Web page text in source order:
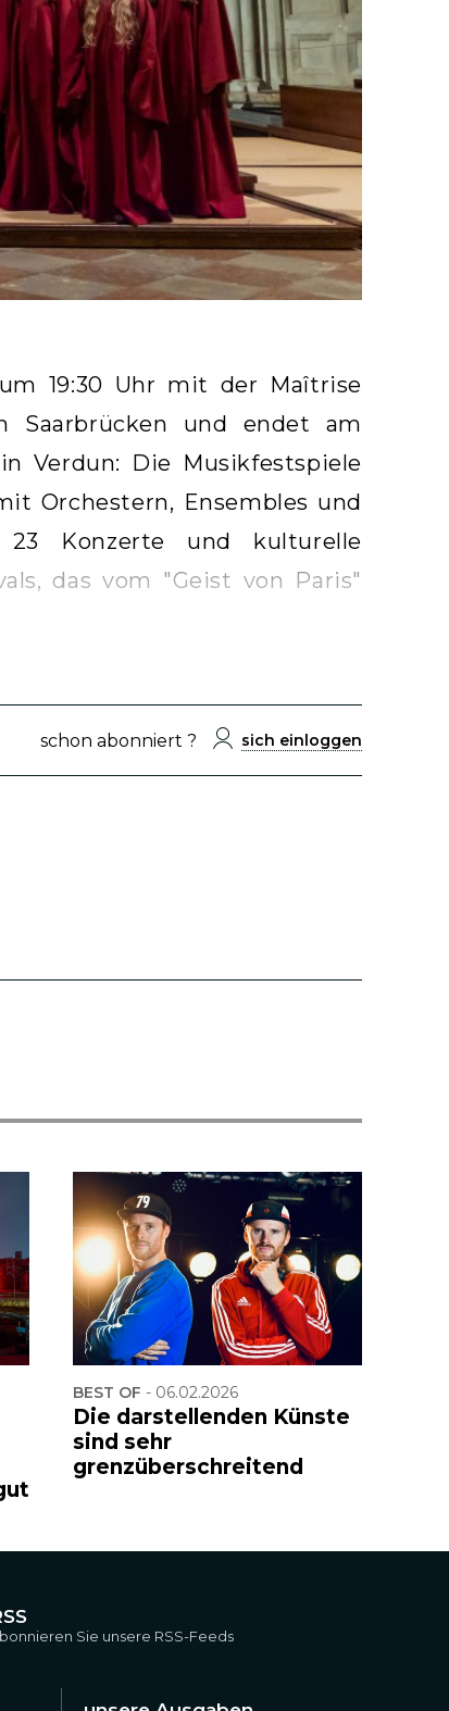
19:30 Uhr mit der Maîtrise
Saarbrücken und endet am
Verdun: Die Musikfestspiele
Orchestern, Ensembles und
Konzerte und kulturelle
das vom "Geist von Paris"
schon abonniert ? sich einloggen
BEST OF - 06.02.2026
Die darstellenden Künste
sind sehr
grenzüberschreitend
Sie unsere RSS-Feeds